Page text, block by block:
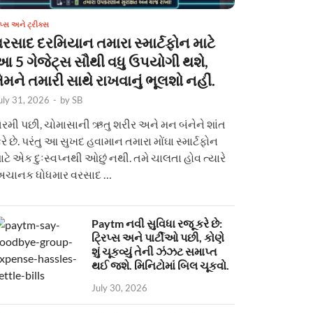
અને ટ્રીક્સ
દરમિયાન તમારા સ્માર્ટફોન માટે
5 ગેજેટ્સ સૌથી વધુ ઉપયોગી થશે,
તમારી સાથે રાખવાનું ભૂલશો નહીં.
31, 2026 - bySB
પછી, ચોમાસાની ઋતુ શરીર અને મન બંનેને શાંત
છે. પરંતુ આ સુખદ હવામાન તમારા મોંઘા સ્માર્ટફોન
એક દુઃસ્વપ્નથી ઓછું નથી. તમે ચાલતા હોવ ત્યારે
ધોધમાર વરસાદ …
Paytm નવી સુવિધા રજૂ કરે છે:
ટ્રિપ્સ અને પાર્ટીઓ પછી, કોણે
શું ચૂકવ્યું તેની ઝંઝટ સમાપ્ત
થઈ જશે. મિનિટોમાં બિલ ચૂકવો.
July 30, 2026